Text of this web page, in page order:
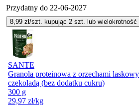
Przydatny do 22-06-2027
8,99 zł/szt. kupując 2 szt. lub wielokrotność
SANTE
Granola proteinowa z orzechami
czekoladą (bez dodatku cukru)
300 g
29,97 zł/kg